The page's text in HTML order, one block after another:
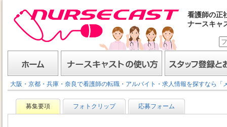
看護師の正
ナースキャ
ホーム ナースキャストの使い方 スタッフ登録とお仕
大阪・京都・兵庫・奈良で看護師の転職・アルバイト・求人情報を探すなら「
募集要項 フォトクリップ 応募フォーム